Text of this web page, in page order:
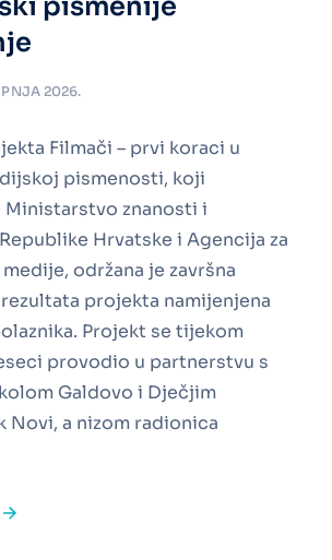
pismenije
2026.
Filmači – prvi koraci u
pismenosti, koji
Ministarstvo znanosti i
Hrvatske i Agencija za
održana je završna
projekta namijenjena
Projekt se tijekom
provodio u partnerstvu s
Galdovo i Dječjim
Novi, a nizom radionica